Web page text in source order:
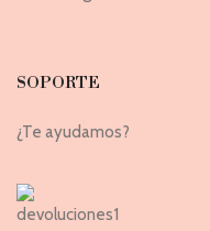
SOPORTE
¿Te ayudamos?